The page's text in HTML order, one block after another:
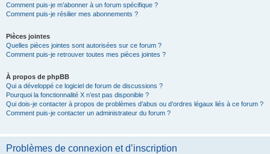
Comment puis-je m’abonner à un forum spécifique ?
Comment puis-je résilier mes abonnements ?
Pièces jointes
Quelles pièces jointes sont autorisées sur ce forum ?
Comment puis-je retrouver toutes mes pièces jointes ?
À propos de phpBB
Qui a développé ce logiciel de forum de discussions ?
Pourquoi la fonctionnalité X n’est pas disponible ?
Qui dois-je contacter à propos de problèmes d’abus ou d’ordres légaux liés à ce forum ?
Comment puis-je contacter un administrateur du forum ?
Problèmes de connexion et d’inscription